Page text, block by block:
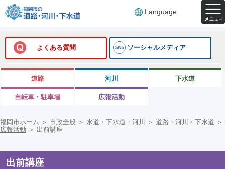
Language
よくある質問 ソーシャルメディア
道路 河川 下水道
自転車・駐車場 広報活動
福岡市ホーム ＞ 市政全般 ＞ 水道・下水道・河川 ＞ 道路・河川・下水道 ＞
広報活動 ＞ 出前講座
出前講座